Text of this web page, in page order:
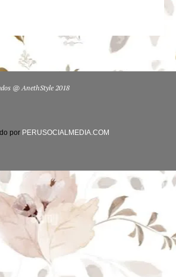
@ AnethStyle 2018
por PERUSOCIALMEDIA.COM